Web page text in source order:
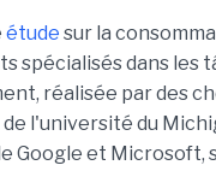
étude sur la
spécialisés dans les
réalisée par des
l'université du
Google et Microsoft,